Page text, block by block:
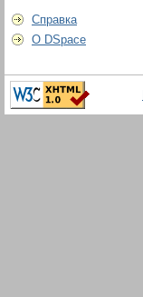
Справка
О DSpace